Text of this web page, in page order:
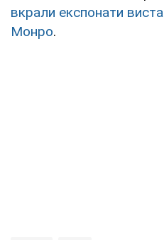
вкрали експонати
Монро.